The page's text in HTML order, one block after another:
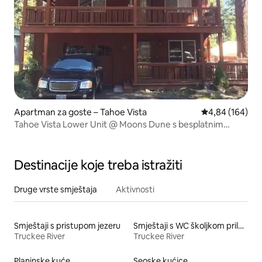
Apartman za goste – Tahoe Vista Prosječna
4,84 (164)
Tahoe Vista Lower Unit @ Moons Dune s besplatnim
Destinacije koje treba istražiti
Druge vrste smještaja Aktivnosti
Smještaji s pristupom jezeru
Truckee River
Smještaji s WC školjkom prilagođene visine
Truckee River